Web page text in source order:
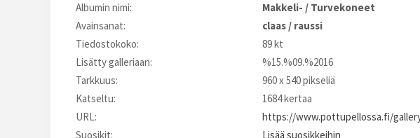
Albumin nimi:
Makkeli- / Turvekoneet
Avainsanat:
claas / raussi
Tiedostokoko:
89 kt
Lisätty galleriaan:
%15.%09.%2016
Tarkkuus:
960 x 540 pikseliä
Katseltu:
1684 kertaa
URL:
https://www.pottupellossa.fi/
Suosikit:
Lisää suosikkeihin